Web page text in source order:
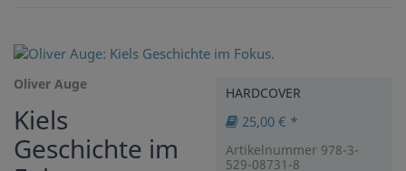
Oliver Auge
Kiels
Geschichte im
HARDCOVER
25,00 € *
Artikelnummer 978-3-
529-08731-8